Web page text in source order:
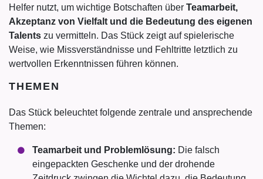
Helfer nutzt, um wichtige Botschaften über Teamarbeit,
Akzeptanz von Vielfalt und die Bedeutung des eigenen
Talents zu vermitteln. Das Stück zeigt auf spielerische
Weise, wie Missverständnisse und Fehltritte letztlich zu
wertvollen Erkenntnissen führen können.
THEMEN
Das Stück beleuchtet folgende zentrale und ansprechende
Themen:
Teamarbeit und Problemlösung: Die falsch
eingepackten Geschenke und der drohende